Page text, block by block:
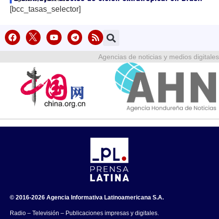
[bcc_tasas_selector]
Agencias de noticias y medios digitales
© 2016-2026 Agencia Informativa Latinoamericana S.A.
Radio – Televisión – Publicaciones impresas y digitales.